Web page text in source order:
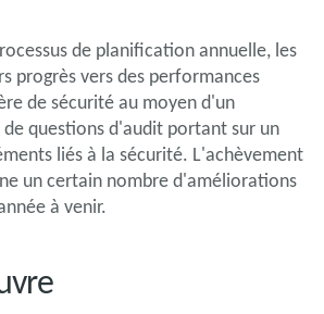
de planification annuelle, les
progrès vers des performances
de sécurité au moyen d'un
questions d'audit portant sur un
liés à la sécurité. L'achèvement
un certain nombre d'améliorations
à venir.